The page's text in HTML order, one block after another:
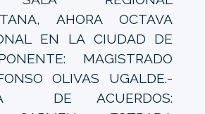
AHORA OCTAVA
EN LA CIUDAD DE
MAGISTRADO
OLIVAS UGALDE.-
DE ACUERDOS: